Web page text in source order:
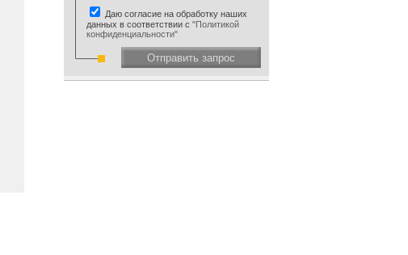
Даю согласие на обработку наших
данных в соответствии с "Политикой
конфиденциальности"
Отправить запрос